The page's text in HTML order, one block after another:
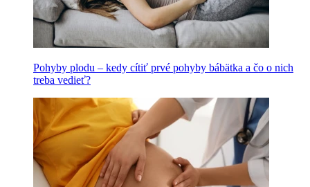
Pohyby plodu – kedy cítiť prvé pohyby bábätka a čo o nich
treba vedieť?